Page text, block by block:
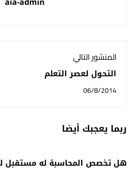
المنشور التالي
التحول لعصر التعلم
الرقمي ودمج التقنية
في التدريس
06/8/2014
ربما يعجبك أيضا
هل تخصص المحاسبة له مستقبل